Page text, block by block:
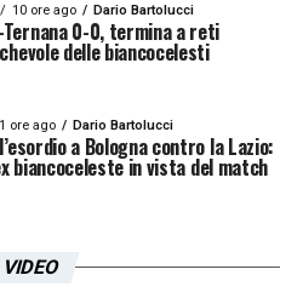
10 ore ago Dario Bartolucci
Ternana 0-0, termina a reti
delle biancocelesti
ore ago Dario Bartolucci
a Bologna contro la Lazio:
biancoceleste in vista del match
VIDEO